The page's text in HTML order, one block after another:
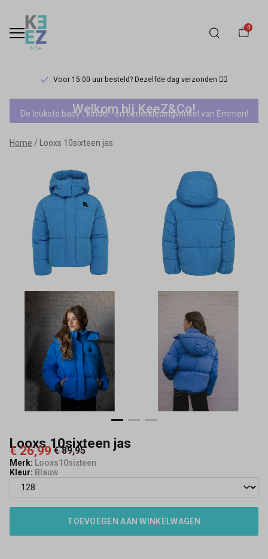
0
Voor 15:00 uur besteld? Dezelfde dag verzonden 🏃‍♀️
Looxs
10sixteen
jas
Keez&Co
Welkom bij KeeZ&Co!
De leukste baby-, kinder- en tienerkledingwinkel van Emmen!
Home Looxs 10sixteen jas
Looxs 10sixteen jas
€ 26,99 € 89,95
Merk: Looxs10sixteen
Kleur: Blauw
TOEVOEGEN AAN WINKELWAGEN